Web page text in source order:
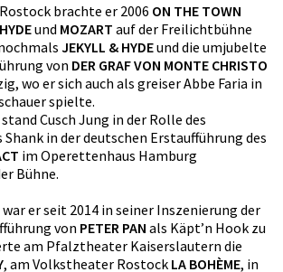
brachte er 2006 ON THE TOWN
und MOZART auf der Freilichtbühne
JEKYLL & HYDEund die umjubelte
von DER GRAF VON MONTE CHRISTO
wo er sich auch als greiser Abbe Faria in
spielte.
Cusch Jung in der Rolle des
in der deutschen Erstaufführung des
im Operettenhaus Hamburg
Bühne.
er seit 2014 in seiner Inszenierung der
von PETER PAN als Käpt’n Hook zu
am Pfalztheater Kaiserslautern die
, am Volkstheater Rostock LA BOHÈME, in